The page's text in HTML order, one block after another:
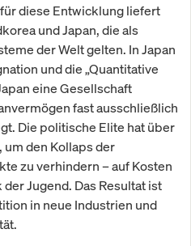
diese Entwicklung liefert
und Japan, die als
der Welt gelten. In Japan
und die „Quantitative
eine Gesellschaft
fast ausschließlich
Die politische Elite hat über
um den Kollaps der
zu verhindern – auf Kosten
Jugend. Das Resultat ist
in neue Industrien und